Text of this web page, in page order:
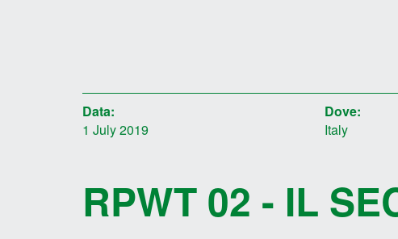
Data:
1 July 2019
Dove:
Italy
RPWT 02 - IL